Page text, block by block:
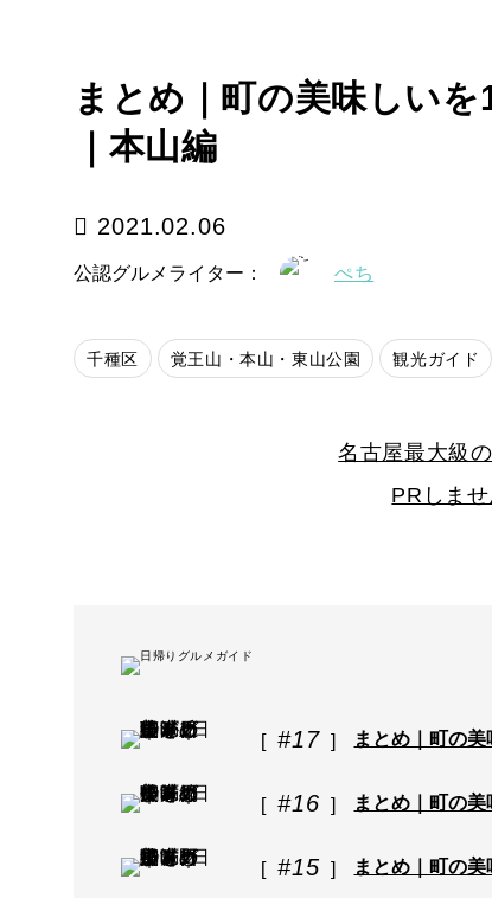
まとめ｜町の美味しい
｜本山編
2021.02.06
公認グルメライター： ぺち
千種区 覚王山・本山・東山公園 観光ガイド
名古屋最大級
PRしま
#17 まとめ｜町の
#16 まとめ｜町の
#15 まとめ｜町の